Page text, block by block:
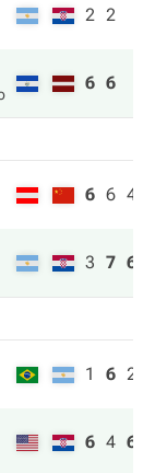
2 2
6 6
6 6 4
3 7 6
1 6 2
6 4 6